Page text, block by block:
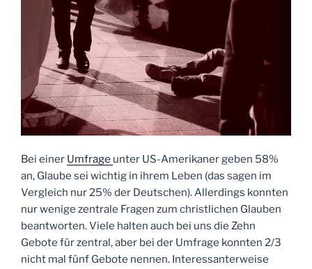
Bei einer Umfrage unter US-Amerikaner geben 58%
an, Glaube sei wichtig in ihrem Leben (das sagen im
Vergleich nur 25% der Deutschen). Allerdings konnten
nur wenige zentrale Fragen zum christlichen Glauben
beantworten. Viele halten auch bei uns die Zehn
Gebote für zentral, aber bei der Umfrage konnten 2/3
nicht mal fünf Gebote nennen. Interessanterweise